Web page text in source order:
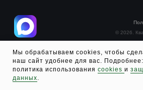
©
Мы обрабатываем cookies, чтобы
наш сайт удобнее для вас. Подробнее:
политика использования cookies и
данных.